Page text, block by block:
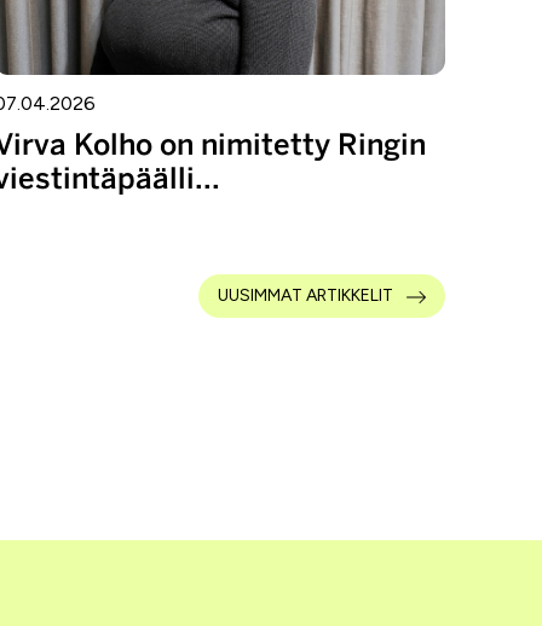
Kolho on nimitetty Ringin
UUSIMMAT ARTIKKELIT